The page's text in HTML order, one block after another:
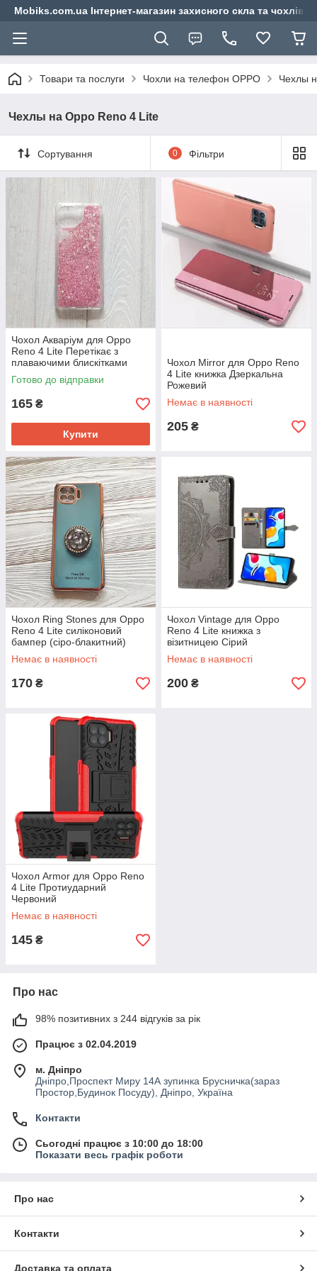
Mobiks.com.ua Інтернет-магазин захисного скла та чохлів
Товари та послуги Чохли на телефон OPPO Чехлы
Чехлы на Oppo Reno 4 Lite
Сортування 0 Фільтри
Чохол Акваріум для Oppo
Reno 4 Lite Перетікає з
плаваючими блискітками
рожевий серце
Готово до відправки
165 ₴
Купити
Чохол Mirror для Oppo Reno
4 Lite книжка Дзеркальна
Рожевий
Немає в наявності
205 ₴
Чохол Ring Stones для Oppo
Reno 4 Lite силіконовий
бампер (сіро-блакитний)
Немає в наявності
170 ₴
Чохол Vintage для Oppo
Reno 4 Lite книжка з
візитницею Сірий
Немає в наявності
200 ₴
Чохол Armor для Oppo Reno
4 Lite Протиударний
Червоний
Немає в наявності
145 ₴
Про нас
98% позитивних з 244 відгуків за рік
Працює з 02.04.2019
м. Дніпро
Дніпро,Проспект Миру 14А зупинка Брусничка(зараз
Простор,Будинок Посуду), Дніпро, Україна
Контакти
Сьогодні працює з 10:00 до 18:00
Показати весь графік роботи
Про нас
Контакти
Доставка та оплата